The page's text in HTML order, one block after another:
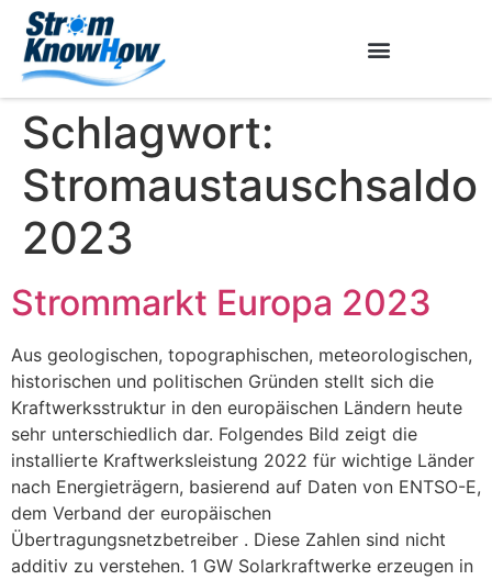
Schlagwort:
Stromaustauschsaldo
2023
Strommarkt Europa 2023
Aus geologischen, topographischen, meteorologischen,
historischen und politischen Gründen stellt sich die
Kraftwerksstruktur in den europäischen Ländern heute
sehr unterschiedlich dar. Folgendes Bild zeigt die
installierte Kraftwerksleistung 2022 für wichtige Länder
nach Energieträgern, basierend auf Daten von ENTSO-E,
dem Verband der europäischen
Übertragungsnetzbetreiber . Diese Zahlen sind nicht
additiv zu verstehen. 1 GW Solarkraftwerke erzeugen in